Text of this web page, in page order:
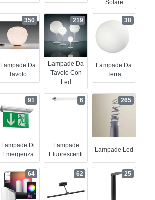
Solare
Lampade Da
Tavolo
350
Lampade Da
Tavolo Con
Led
219
Lampade Da
Terra
38
Lampade Di
Emergenza
91
Lampade
Fluorescenti
6
Lampade Led
265
64 62 25